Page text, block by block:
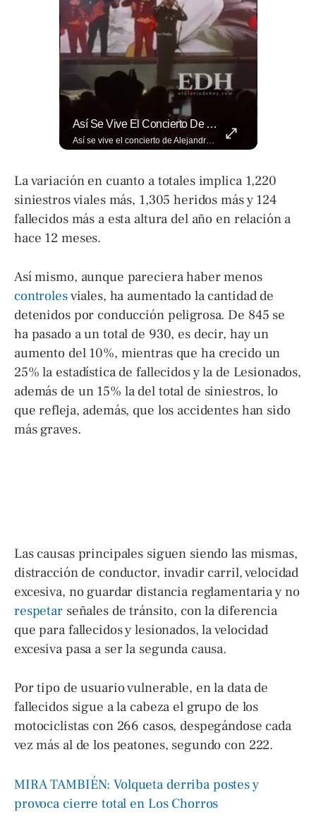
Así Se Vive El Concierto De Alejandro Fernández En El Salvador.
Así se vive el concierto de Alejandro Fernández en El Salvador. Una noche inolvidable a pesar de la lluvia. Canciones que llenaron de alegría y nostalgia a todo el público presente. 🤩👏 #Concierto #ElSalvador #AlejandroFernández
La variación en cuanto a totales implica 1,220
siniestros viales más, 1,305 heridos más y 124
fallecidos más a esta altura del año en relación a
hace 12 meses.
Así mismo, aunque pareciera haber menos
controlesviales, ha aumentado la cantidad de
detenidos por conducción peligrosa. De 845 se
ha pasado a un total de 930, es decir, hay un
aumento del 10%, mientras que ha crecido un
25% la estadística de fallecidos y la de Lesionados,
además de un 15% la del total de siniestros, lo
que refleja, además, que los accidentes han sido
más graves.
Las causas principales siguen siendo las mismas,
distracción de conductor, invadir carril, velocidad
excesiva, no guardar distancia reglamentaria y no
respetar señales de tránsito, con la diferencia
que para fallecidos y lesionados, la velocidad
excesiva pasa a ser la segunda causa.
Por tipo de usuario vulnerable, en la data de
fallecidos sigue a la cabeza el grupo de los
motociclistas con 266 casos, despegándose cada
vez más al de los peatones, segundo con 222.
MIRA TAMBIÉN: Volqueta derriba postes y
provoca cierre total en Los Chorros